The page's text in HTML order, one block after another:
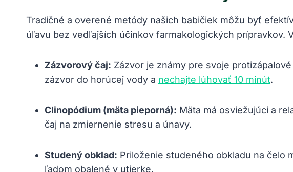
Tradičné a overené metódy našich babičiek môžu byť
úľavu bez vedľajších účinkov farmakologických prípravkov.
Zázvorový čaj: Zázvor je známy pre svoje
zázvor do horúcej vody a nechajte lúhovať 10 minút.
Clinopódium (mäta pieporná): Mäta má osviežujúci a
čaj na zmiernenie stresu a únavy.
Studený obklad: Priloženie studeného obkladu na čelo
ľadom obalené v utierke.